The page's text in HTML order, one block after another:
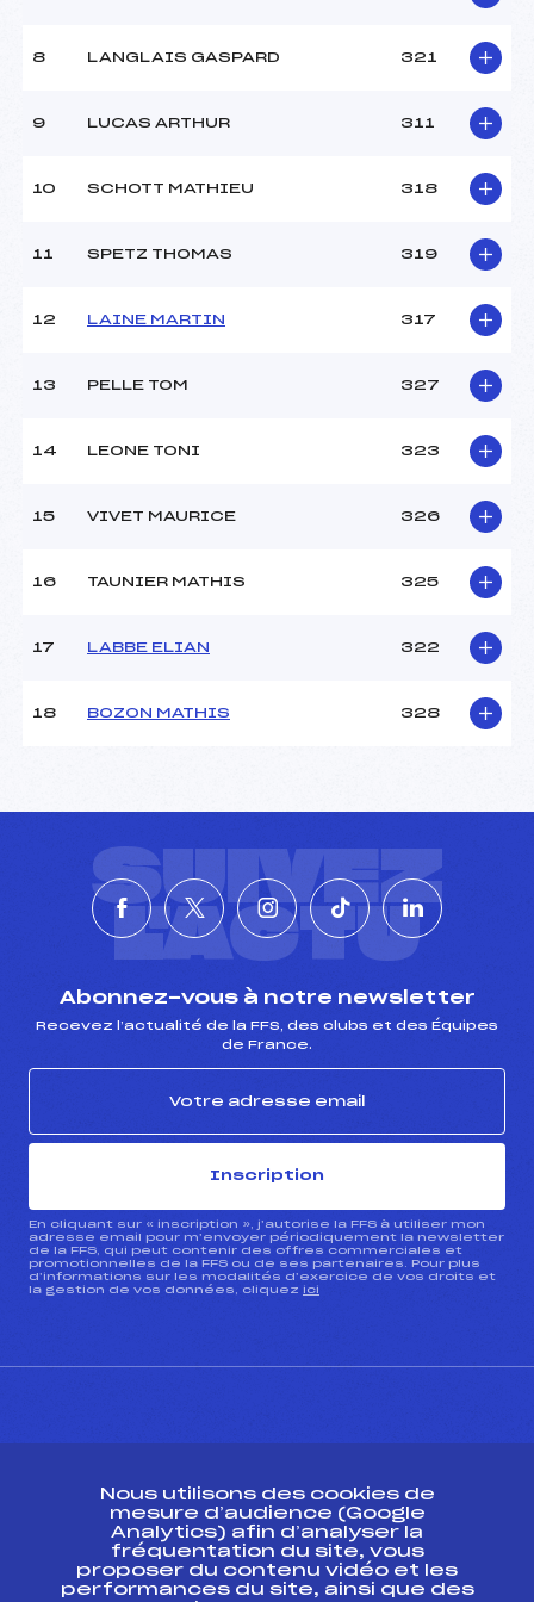
8 LANGLAIS GASPARD 321
9 LUCAS ARTHUR 311
10 SCHOTT MATHIEU 318
11 SPETZ THOMAS 319
12 LAINE MARTIN 317
13 PELLE TOM 327
14 LEONE TONI 323
15 VIVET MAURICE 326
16 TAUNIER MATHIS 325
17 LABBE ELIAN 322
18 BOZON MATHIS 328
SUIVEZ
L'ACTU
Abonnez-vous à notre newsletter
Recevez l’actualité de la FFS, des clubs et des Équipes
de France.
Inscription
En cliquant sur « inscription », j’autorise la FFS à utiliser mon
adresse email pour m’envoyer périodiquement la newsletter
de la FFS, qui peut contenir des offres commerciales et
promotionnelles de la FFS ou de ses partenaires. Pour plus
d’informations sur les modalités d’exercice de vos droits et
la gestion de vos données, cliquez ici
Ressources
Pass’Neige
Nous utilisons des cookies de
mesure d’audience (Google
Analytics) afin d’analyser la
fréquentation du site, vous
proposer du contenu vidéo et les
performances du site, ainsi que des